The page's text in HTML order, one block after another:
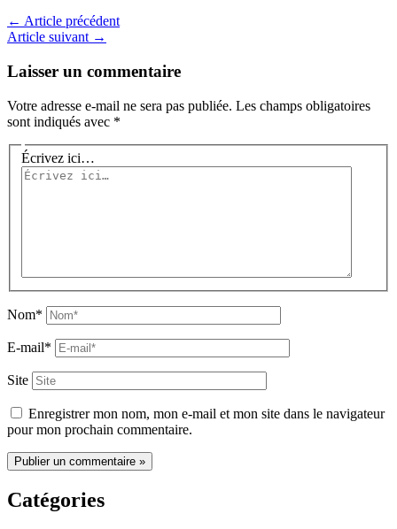
← Article précédent
Article suivant →
Laisser un commentaire
Votre adresse e-mail ne sera pas publiée. Les champs obligatoires
sont indiqués avec *
Écrivez ici…
Nom*
E-mail*
Site
Enregistrer mon nom, mon e-mail et mon site dans le navigateur
pour mon prochain commentaire.
Catégories